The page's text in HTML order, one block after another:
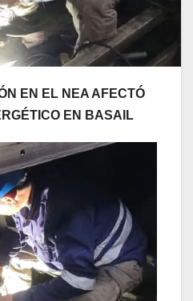
EN EL NEA AFECTÓ
EN BASAIL